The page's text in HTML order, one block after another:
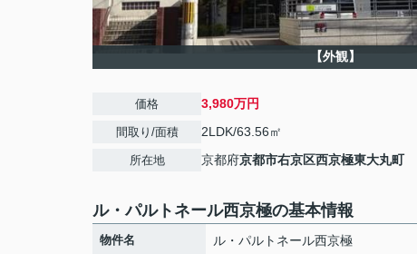
【外観】
価格 3,980万円
間取り/面積 2LDK/63.56㎡
所在地 京都府京都市右京区西京極東大丸町
ル・パルトネール西京極の基本情報
物件名 ル・パルトネール西京極